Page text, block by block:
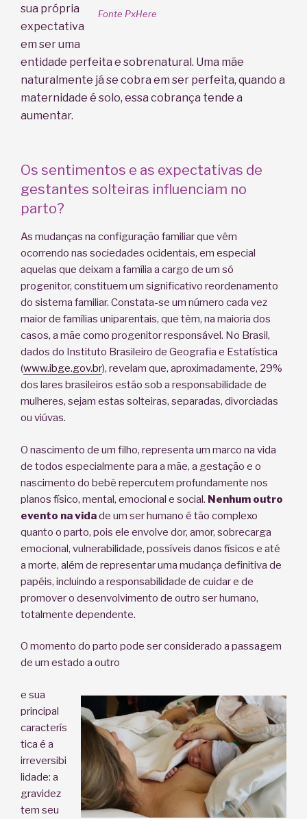
Fonte PxHere
sua própria
expectativa
em ser uma
entidade perfeita e sobrenatural. Uma mãe
naturalmente já se cobra em ser perfeita, quando a
maternidade é solo, essa cobrança tende a
aumentar.
Os sentimentos e as expectativas de
gestantes solteiras influenciam no
parto?
As mudanças na configuração familiar que vêm
ocorrendo nas sociedades ocidentais, em especial
aquelas que deixam a família a cargo de um só
progenitor, constituem um significativo reordenamento
do sistema familiar. Constata-se um número cada vez
maior de famílias uniparentais, que têm, na maioria dos
casos, a mãe como progenitor responsável. No Brasil,
dados do Instituto Brasileiro de Geografia e Estatística
(www.ibge.gov.br), revelam que, aproximadamente, 29%
dos lares brasileiros estão sob a responsabilidade de
mulheres, sejam estas solteiras, separadas, divorciadas
ou viúvas.
O nascimento de um filho, representa um marco na vida
de todos especialmente para a mãe, a gestação e o
nascimento do bebê repercutem profundamente nos
planos físico, mental, emocional e social. Nenhum outro
evento na vidade um ser humano é tão complexo
quanto o parto, pois ele envolve dor, amor, sobrecarga
emocional, vulnerabilidade, possíveis danos físicos e até
a morte, além de representar uma mudança definitiva de
papéis, incluindo a responsabilidade de cuidar e de
promover o desenvolvimento de outro ser humano,
totalmente dependente.
O momento do parto pode ser considerado a passagem
de um estado a outro
e sua
principal
caracterís
tica é a
irreversibi
lidade: a
gravidez
tem seu